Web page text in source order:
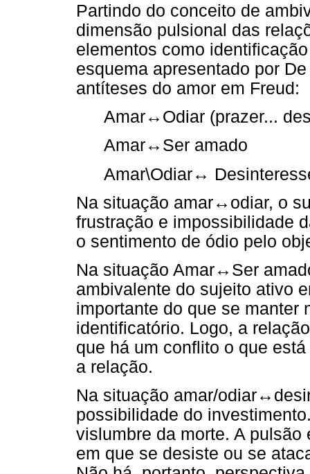
Partindo do conceito de
dimensão pulsional das
elementos como
esquema apresentado por
antíteses do amor em Freud:
Amar↔ Odiar (prazer...
Amar↔ Ser amado
Amar\Odiar↔
Na situação amar↔ odiar, o
frustração e impossibilidade
o sentimento de ódio pelo
Na situação Amar↔ Ser
ambivalente do sujeito ativo
importante do que se manter
identificatório. Logo, a
que há um conflito o que
a relação.
Na situação amar/odiar↔
possibilidade do
vislumbre da morte. A
em que se desiste ou se